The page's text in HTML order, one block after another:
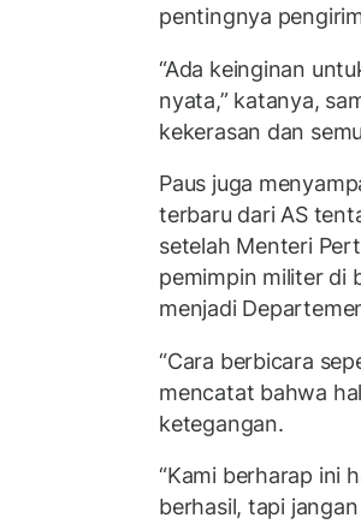
pentingnya
“Ada keinginan
nyata,” katanya,
kekerasan dan
Paus juga
terbaru dari AS
setelah Menteri
pemimpin militer di
menjadi
“Cara berbicara
mencatat bahwa
ketegangan.
“Kami berharap ini
berhasil, tapi